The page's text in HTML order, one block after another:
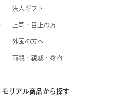
法人ギフト
上司・目上の方
外国の方へ
両親・親戚・身内
モリアル商品から探す